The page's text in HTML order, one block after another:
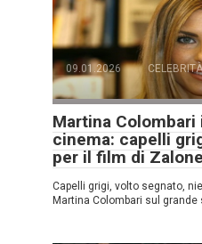
09.01.2026
CELEBRITÀ
Martina
cinema: capelli
per il film di
Capelli grigi, volto segnato,
Martina Colombari sul grande